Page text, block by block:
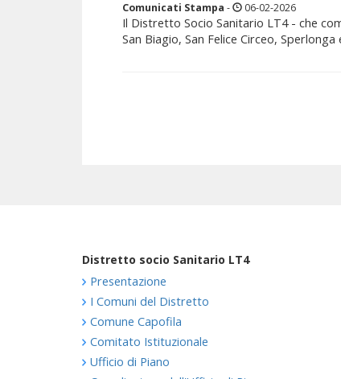
Comunicati Stampa - 06-02-2026
Il Distretto Socio Sanitario LT4 - che
San Biagio, San Felice Circeo,
Distretto socio Sanitario LT4
Presentazione
I Comuni del Distretto
Comune Capofila
Comitato Istituzionale
Ufficio di Piano